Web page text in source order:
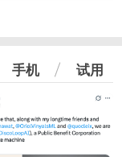
手机 试用